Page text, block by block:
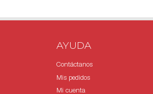
AYUDA
Contáctanos
Mis pedidos
Mi cuenta